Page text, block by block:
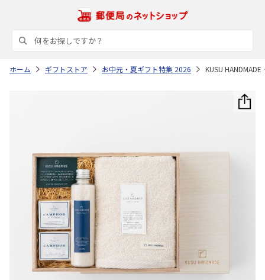
ホーム ギフトストア お中元・夏ギフト特集 2026 KUSU